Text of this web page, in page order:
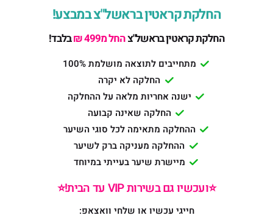
החלקת קראטין בראשל"צ במבצע!
החלקת קראטין בראשל"צהחל מ499 ₪ בלבד!
מתחייבים לתוצאה מושלמת 100%
החלקה לא יקרה
ישנה אחריות מלאה על ההחלקה
החלקה שאינה קבועה
ההחלקה מתאימה לכל סוגי השיער
ההחלקה מעניקה ברק לשיער
מיישרת שיער בעייתי במיוחד
⭐️ועכשיו גם בשירות VIP עד הבית!⭐️
חייגי עכשיו או שלחי וואצאפ: